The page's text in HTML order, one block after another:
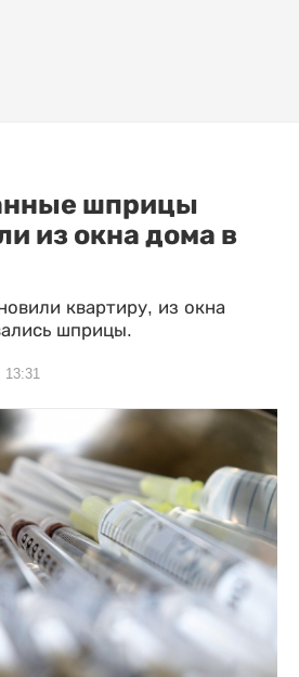
шприцы
из окна дома в
квартиру, из окна
шприцы.
13:31